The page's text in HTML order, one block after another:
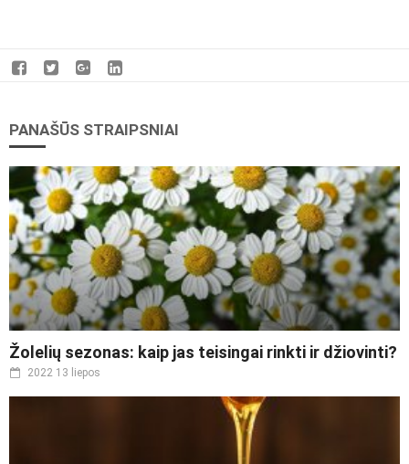
PANAŠŪS STRAIPSNIAI
Žolelių sezonas: kaip jas teisingai rinkti ir džiovinti?
2022 13 liepos